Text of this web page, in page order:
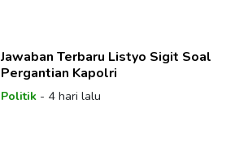
Jawaban Terbaru Listyo Sigit Soal
Pergantian Kapolri
Politik- 4 hari lalu